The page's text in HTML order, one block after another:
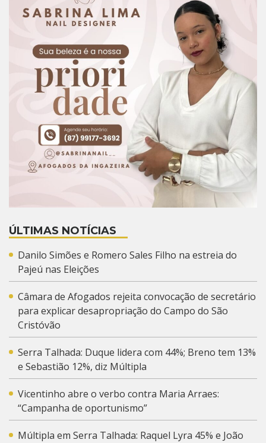
ÚLTIMAS NOTÍCIAS
Danilo Simões e Romero Sales Filho na estreia do
Pajeú nas Eleições
Câmara de Afogados rejeita convocação de secretário
para explicar desapropriação do Campo do São
Cristóvão
Serra Talhada: Duque lidera com 44%; Breno tem 13%
e Sebastião 12%, diz Múltipla
Vicentinho abre o verbo contra Maria Arraes:
“Campanha de oportunismo”
Múltipla em Serra Talhada: Raquel Lyra 45% e João